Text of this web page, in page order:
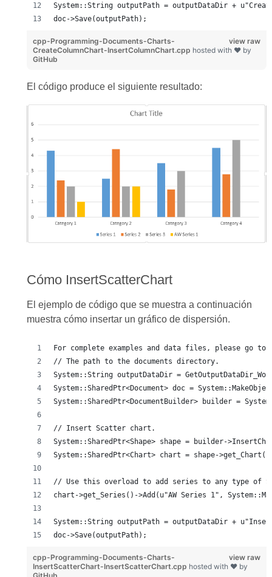
System::String outputPath = outputDataDir +
doc->Save(outputPath);
view raw
cpp-Programming-Documents-Charts-
CreateColumnChart-InsertColumnChart.cpp hosted with ❤ by
GitHub
El código produce el siguiente resultado:
Cómo InsertScatterChart
El ejemplo de código que se muestra a continuación
muestra cómo insertar un gráfico de dispersión.
For complete examples and data files, please go to
// The path to the documents directory.
System::String outputDataDir =
System::SharedPtr<Document> doc =
System::SharedPtr<DocumentBuilder> builder =
// Insert Scatter chart.
System::SharedPtr<Shape> shape = builder-
System::SharedPtr<Chart> chart = shape-
// Use this overload to add series to any type of
chart->get_Series()->Add(u"AW Series 1",
System::String outputPath = outputDataDir +
doc->Save(outputPath);
view raw
cpp-Programming-Documents-Charts-
InsertScatterChart-InsertScatterChart.cpp hosted with ❤ by